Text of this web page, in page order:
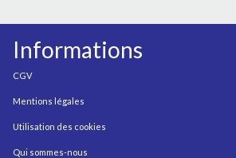
Informations
CGV
Mentions légales
Utilisation des cookies
Qui sommes-nous